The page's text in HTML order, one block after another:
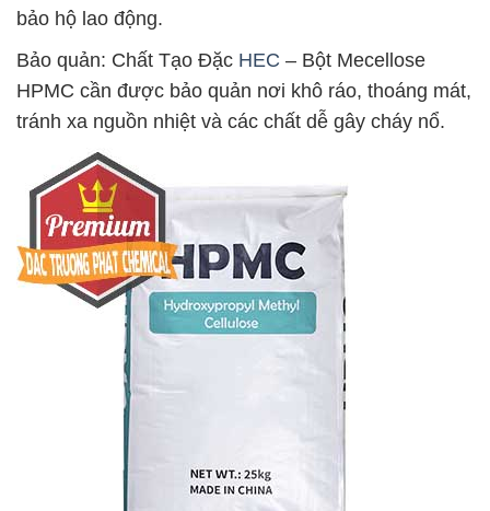
bảo hộ lao động.
Bảo quản: Chất Tạo Đặc HEC – Bột Mecellose
HPMC cần được bảo quản nơi khô ráo, thoáng mát,
tránh xa nguồn nhiệt và các chất dễ gây cháy nổ.